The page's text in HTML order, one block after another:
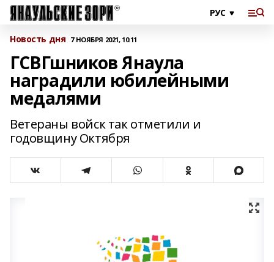
Новость дня 7 НОЯБРЯ 2021, 10:11
ГСВГшников Янаула
наградили юбилейными
медалями
Ветераны войск так отметили и
годовщину Октября